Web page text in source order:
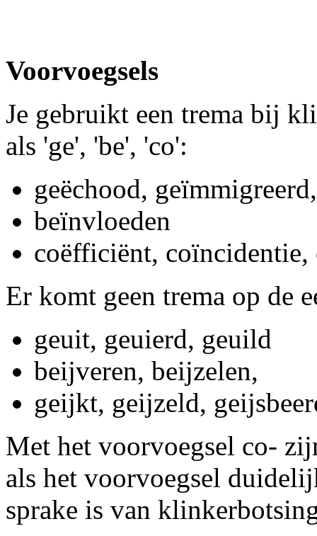
Voorvoegsels
Je gebruikt een trema bij
als 'ge', 'be', 'co':
geëchood,
beïnvloeden
coëfficiënt, coïncidentie,
Er komt geen trema op de
geuit, geuierd, geuild
beijveren, beijzelen,
geijkt, geijzeld,
Met het voorvoegsel co-
als het voorvoegsel
sprake is van